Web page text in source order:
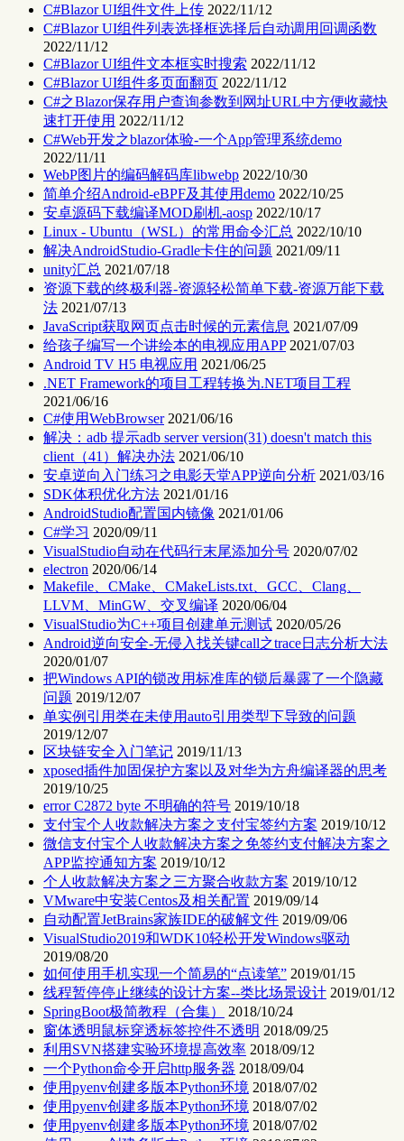
C#Blazor UI组件文件上传 2022/11/12
C#Blazor UI组件列表选择框选择后自动调用回调函数
2022/11/12
C#Blazor UI组件文本框实时搜索 2022/11/12
C#Blazor UI组件多页面翻页 2022/11/12
C#之Blazor保存用户查询参数到网址URL中方便收藏快
速打开使用 2022/11/12
C#Web开发之blazor体验-一个App管理系统demo
2022/11/11
WebP图片的编码解码库libwebp 2022/10/30
简单介绍Android-eBPF及其使用demo 2022/10/25
安卓源码下载编译MOD刷机-aosp 2022/10/17
Linux - Ubuntu（WSL）的常用命令汇总 2022/10/10
解决AndroidStudio-Gradle卡住的问题 2021/09/11
unity汇总 2021/07/18
资源下载的终极利器-资源轻松简单下载-资源万能下载
法 2021/07/13
JavaScript获取网页点击时候的元素信息 2021/07/09
给孩子编写一个讲绘本的电视应用APP 2021/07/03
Android TV H5 电视应用 2021/06/25
.NET Framework的项目工程转换为.NET项目工程
2021/06/16
C#使用WebBrowser 2021/06/16
解决：adb 提示adb server version(31) doesn't match this
client（41）解决办法 2021/06/10
安卓逆向入门练习之电影天堂APP逆向分析 2021/03/16
SDK体积优化方法 2021/01/16
AndroidStudio配置国内镜像 2021/01/06
C#学习 2020/09/11
VisualStudio自动在代码行末尾添加分号 2020/07/02
electron 2020/06/14
Makefile、CMake、CMakeLists.txt、GCC、Clang、
LLVM、MinGW、交叉编译 2020/06/04
VisualStudio为C++项目创建单元测试 2020/05/26
Android逆向安全-无侵入找关键call之trace日志分析大法
2020/01/07
把Windows API的锁改用标准库的锁后暴露了一个隐藏
问题 2019/12/07
单实例引用类在未使用auto引用类型下导致的问题
2019/12/07
区块链安全入门笔记 2019/11/13
xposed插件加固保护方案以及对华为方舟编译器的思考
2019/10/25
error C2872 byte 不明确的符号 2019/10/18
支付宝个人收款解决方案之支付宝签约方案 2019/10/12
微信支付宝个人收款解决方案之免签约支付解决方案之
APP监控通知方案 2019/10/12
个人收款解决方案之三方聚合收款方案 2019/10/12
VMware中安装Centos及相关配置 2019/09/14
自动配置JetBrains家族IDE的破解文件 2019/09/06
VisualStudio2019和WDK10轻松开发Windows驱动
2019/08/20
如何使用手机实现一个简易的“点读笔” 2019/01/15
线程暂停停止继续的设计方案--类比场景设计 2019/01/12
SpringBoot极简教程（合集）
2018/10/24
窗体透明鼠标穿透标签控件不透明 2018/09/25
利用SVN搭建实验环境提高效率 2018/09/12
一个Python命令开启http服务器 2018/09/04
使用pyenv创建多版本Python环境 2018/07/02
使用pyenv创建多版本Python环境 2018/07/02
使用pyenv创建多版本Python环境 2018/07/02